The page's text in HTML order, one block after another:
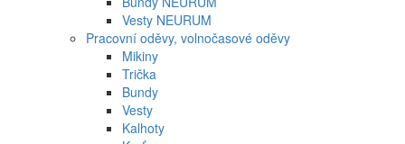
Vesty NEURUM
Pracovní oděvy, volnočasové oděvy
Mikiny
Trička
Bundy
Vesty
Kalhoty